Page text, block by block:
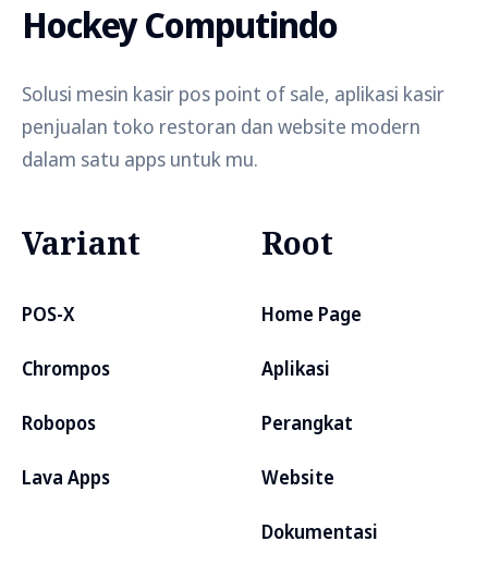
Hockey Computindo
Solusi mesin kasir pos point of sale, aplikasi kasir
penjualan toko restoran dan website modern
dalam satu apps untuk mu.
Variant
POS-X
Chrompos
Robopos
Lava Apps
Root
Home Page
Aplikasi
Perangkat
Website
Dokumentasi